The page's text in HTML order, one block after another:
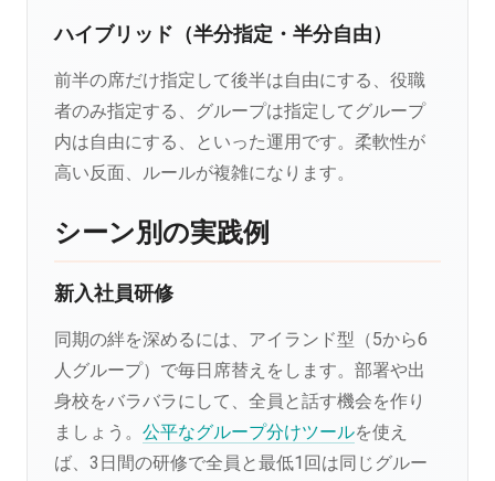
ハイブリッド（半分指定・半分自由）
前半の席だけ指定して後半は自由にする、役職
者のみ指定する、グループは指定してグループ
内は自由にする、といった運用です。柔軟性が
高い反面、ルールが複雑になります。
シーン別の実践例
新入社員研修
同期の絆を深めるには、アイランド型（5から6
人グループ）で毎日席替えをします。部署や出
身校をバラバラにして、全員と話す機会を作り
ましょう。 公平なグループ分けツールを使え
ば、3日間の研修で全員と最低1回は同じグルー